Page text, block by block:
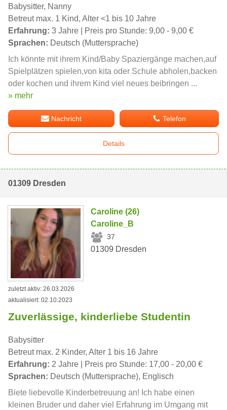
Babysitter, Nanny
Betreut max. 1 Kind, Alter <1 bis 10 Jahre
Erfahrung: 3 Jahre | Preis pro Stunde: 9,00 - 9,00 €
Sprachen: Deutsch (Muttersprache)
Ich könnte mit ihrem Kind/Baby Spaziergänge machen,auf
Spielplätzen spielen,von kita oder Schule abholen,backen
oder kochen und ihrem Kind viel neues beibringen ...
» mehr
Nachricht Telefon
Details
01309 Dresden
Caroline (26)
Caroline_B
37
01309 Dresden
zuletzt aktiv: 26.03.2026
aktualisiert: 02.10.2023
Zuverlässige, kinderliebe Studentin
Babysitter
Betreut max. 2 Kinder, Alter 1 bis 16 Jahre
Erfahrung: 2 Jahre | Preis pro Stunde: 17,00 - 20,00 €
Sprachen: Deutsch (Muttersprache), Englisch
Biete liebevolle Kinderbetreuung an! Ich habe einen
kleinen Bruder und daher viel Erfahrung im Umgang mit